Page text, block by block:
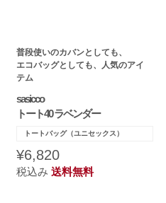
普段使いのカバンとしても、
エコバッグとしても、人気のアイ
テム
sasicco
トート40 ラベンダー
トートバッグ（ユニセックス）
¥6,820
税込み送料無料